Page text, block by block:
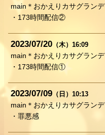
main＊おかえりカサグランデ
・173時間配信②
2023 07 20 （木） 16:09
main＊おかえりカサグランデ
・173時間配信①
2023 07 09 （日） 10:13
main＊おかえりカサグランデ
・罪悪感